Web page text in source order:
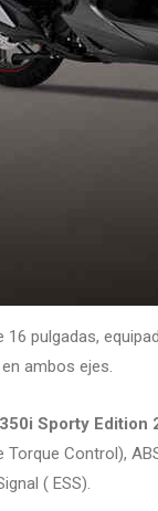
16 pulgadas,
ambos ejes.
Sporty Edition
Torque Control),
( ESS).